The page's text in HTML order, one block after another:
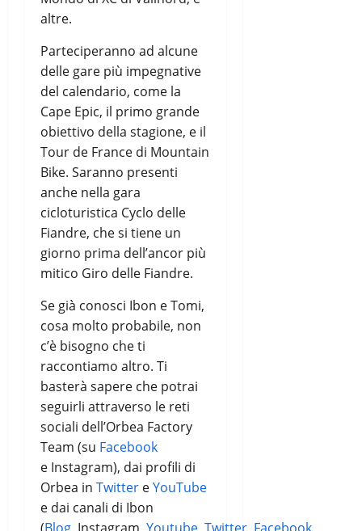
altre.
Parteciperanno ad alcune
delle gare più impegnative
del calendario, come la
Cape Epic, il primo grande
obiettivo della stagione, e il
Tour de France di Mountain
Bike. Saranno presenti
anche nella gara
cicloturistica Cyclo delle
Fiandre, che si tiene un
giorno prima dell’ancor più
mitico Giro delle Fiandre.
Se già conosci Ibon e Tomi,
cosa molto probabile, non
c’è bisogno che ti
raccontiamo altro. Ti
basterà sapere che potrai
seguirli attraverso le reti
sociali dell’Orbea Factory
Team (su Facebook
e Instagram), dai profili di
Orbea in Twitter eYouTube
e dai canali di Ibon